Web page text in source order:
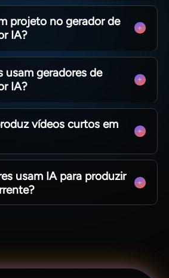
ajustar cenas antes da
o desempenho do
projeto no gerador de
IA?
ou imagem, depois ajuste
a produção no Magiclight
usam geradores de
IA?
de campanhas em vídeos
rapidamente com o
vídeos curtos em
vídeos longos de conteúdo
com o Magiclight AI.
usam IA para produzir